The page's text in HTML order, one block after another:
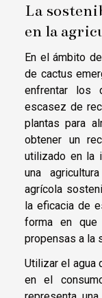
La
en la
En el ámbito
de cactus
enfrentar los
escasez de
plantas para
obtener un
utilizado en la
una
agrícola
la eficacia de
forma en
propensas a la
Utilizar el agua
en el